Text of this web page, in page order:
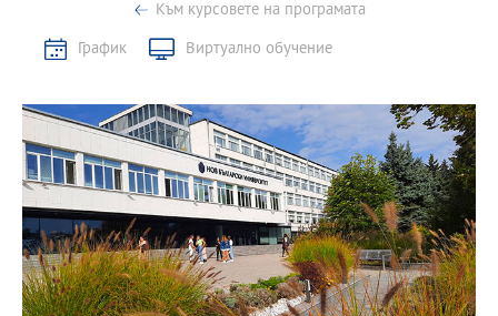
Към курсовете на програмата
График
Виртуално обучение